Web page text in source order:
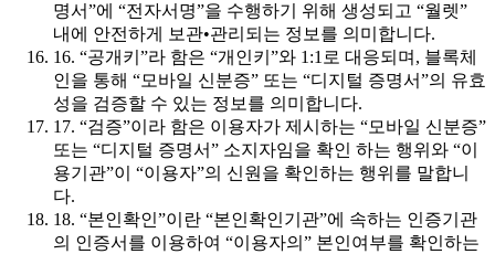
명서”에 “전자서명”을 수행하기 위해 생성되고 “월렛”
내에 안전하게 보관•관리되는 정보를 의미합니다.
16. “공개키”라 함은 “개인키”와 1:1로 대응되며, 블록체
인을 통해 “모바일 신분증” 또는 “디지털 증명서”의 유효
성을 검증할 수 있는 정보를 의미합니다.
17. “검증”이라 함은 이용자가 제시하는 “모바일 신분증”
또는 “디지털 증명서” 소지자임을 확인 하는 행위와 “이
용기관”이 “이용자”의 신원을 확인하는 행위를 말합니
다.
18. “본인확인”이란 “본인확인기관”에 속하는 인증기관
의 인증서를 이용하여 “이용자의” 본인여부를 확인하는